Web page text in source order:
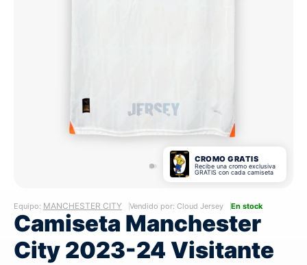
CROMO GRATIS
Recibe una cromo exclusiva
GRATIS con cada camiseta
Equipo: MANCHESTER CITY Vendido por: Cloud Jersey En stock
Camiseta Manchester
City 2023-24 Visitante